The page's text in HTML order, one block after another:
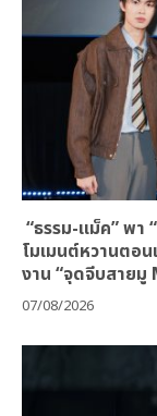
“ธรรม-แม็ค” พา
โมเมนต์หวานตอ
งาน “จุดจีบสาย
07/08/2026